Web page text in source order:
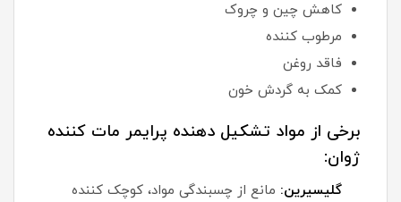
کاهش چین و چروک
مرطوب کننده
فاقد روغن
کمک به گردش خون
برخی از مواد تشکیل دهنده پرایمر مات کننده
ژوان:
گلیسیرین: مانع از چسبندگی مواد، کوچک کننده